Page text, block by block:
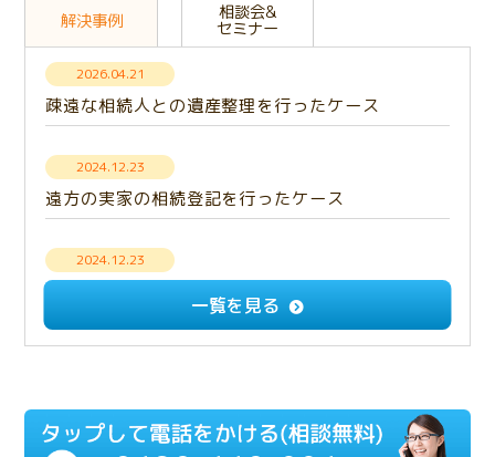
解決事例
2026.04.21
疎遠な相続人との遺産整理を行ったケース
2024.12.23
遠方の実家の相続登記を行ったケース
2024.12.23
【解決事例】意思疎通できない相続人との遺産分
割・成年後見手続き一覧を見る
相談会&
セミナー